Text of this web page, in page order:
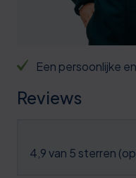
Een persoonlijke
Reviews
4,9 van 5 sterren